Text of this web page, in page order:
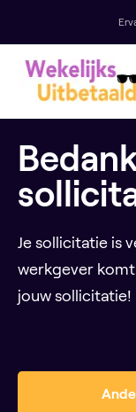
Je sollicitatie is
werkgever
jouw sollicitatie!